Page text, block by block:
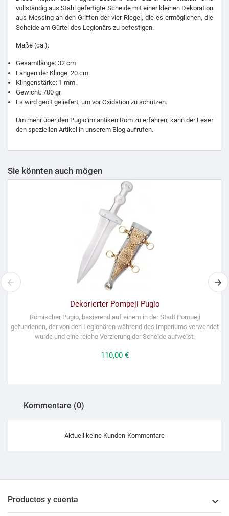
vollständig aus Stahl gefertigte Scheide mit einer kleinen Dekoration
aus Messing an den Griffen der vier Riegel, die es ermöglichen, die
Scheide am Gürtel des Legionärs zu befestigen.
Maße (ca.):
Gesamtlänge: 32 cm
Längen der Klinge: 20 cm.
Klingenstärke: 1 mm.
Gewicht: 700 gr.
Es wird geölt geliefert, um vor Oxidation zu schützen.
Um mehr über den Pugio im antiken Rom zu erfahren, kann der Leser
den speziellen Artikel in unserem Blog aufrufen.
Sie könnten auch mögen
Dekorierter Pompeji Pugio
Römischer Pugio, basierend auf einem in der Stadt Pompeji
gefundenen, der von den Legionären während des Imperiums verwendet
wurde und eine reiche Verzierung der Scheide aufweist.
Preis
110,00 €
Kommentare (0)
Aktuell keine Kunden-Kommentare
Productos y cuenta 